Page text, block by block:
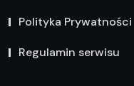
Polityka Prywatności
Regulamin serwisu